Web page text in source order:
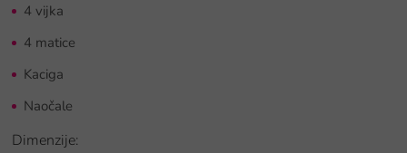
4 vijka
4 matice
Kaciga
Naočale
Dimenzije: